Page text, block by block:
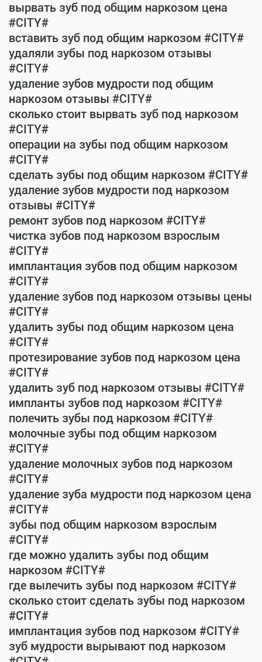
вырвать зуб под общим наркозом цена
#CITY#
вставить зуб под общим наркозом #CITY#
удаляли зубы под наркозом отзывы
#CITY#
удаление зубов мудрости под общим
наркозом отзывы #CITY#
сколько стоит вырвать зуб под наркозом
#CITY#
операции на зубы под общим наркозом
#CITY#
сделать зубы под общим наркозом #CITY#
удаление зубов мудрости под наркозом
отзывы #CITY#
ремонт зубов под наркозом #CITY#
чистка зубов под наркозом взрослым
#CITY#
имплантация зубов под общим наркозом
#CITY#
удаление зубов под наркозом отзывы цены
#CITY#
удалить зубы под общим наркозом цена
#CITY#
протезирование зубов под наркозом цена
#CITY#
удалить зуб под наркозом отзывы #CITY#
импланты зубов под наркозом #CITY#
полечить зубы под наркозом #CITY#
молочные зубы под общим наркозом
#CITY#
удаление молочных зубов под наркозом
#CITY#
удаление зуба мудрости под наркозом цена
#CITY#
зубы под общим наркозом взрослым
#CITY#
где можно удалить зубы под общим
наркозом #CITY#
где вылечить зубы под наркозом #CITY#
сколько стоит сделать зубы под наркозом
#CITY#
имплантация зубов под наркозом #CITY#
зуб мудрости вырывают под наркозом